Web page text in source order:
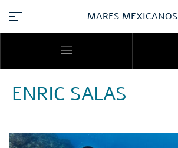
MARES MEXICANOS
ENRIC SALAS